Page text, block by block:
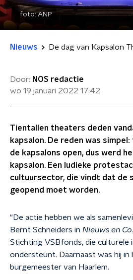
foto:ANP
Nieuws
Door: NOS redactie
wo 19 januari 2022 17:42
Tientallen theaters deden
kapsalon. De reden was
de kapsalons open, dus werd
kapsalon. Een ludieke
cultuursector, die vindt dat de
geopend moet worden.
"De actie hebben we als
Bernt Schneiders in Nieuws en Co
Stichting VSBfonds, die culturele
ondersteunt. Daarnaast was hij
burgemeester van Haarlem.